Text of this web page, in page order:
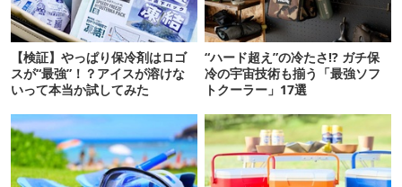
【検証】やっぱり保冷剤はロゴ
スが“最強”！？アイスが溶けな
いって本当か試してみた
“ハード超え”の冷たさ!? ガチ保
冷の宇宙技術も揃う「最強ソフ
トクーラー」17選